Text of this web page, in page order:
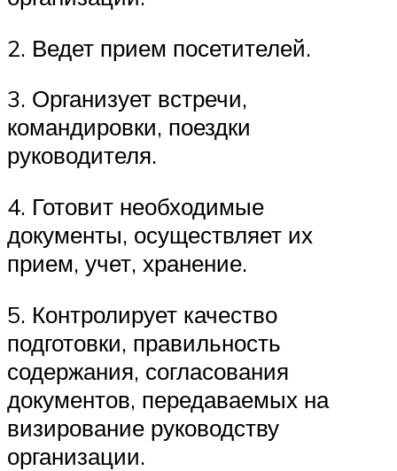
2. Ведет прием посетителей.
3. Организует встречи,
командировки, поездки
руководителя.
4. Готовит необходимые
документы, осуществляет их
прием, учет, хранение.
5. Контролирует качество
подготовки, правильность
содержания, согласования
документов, передаваемых на
визирование руководству
организации.